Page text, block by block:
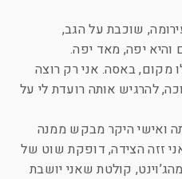
שוכבת על הגב,
והיא יפה, מאד יפה.
מקום, באסה. אני רק רוצה
להרגיש אותה רועדת לי על
ואישי היקר מבקש ממנה
זזה הצידה, דופקת שוט של
קולטת שאני יושבת